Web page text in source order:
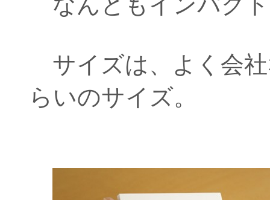
サイズは、よく会
らいのサイズ。